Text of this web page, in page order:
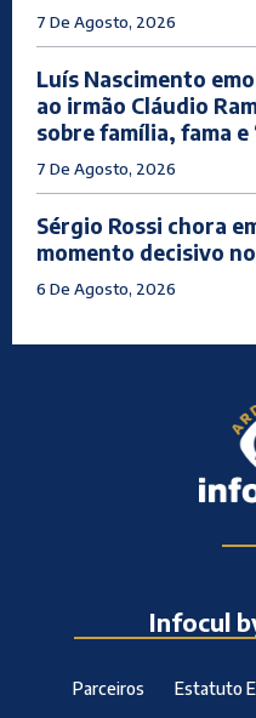
7 De Agosto, 2026
Luís Nascimento
ao irmão Cláudio
sobre família, fama e
7 De Agosto, 2026
Sérgio Rossi chora
momento decisivo
6 De Agosto, 2026
Infocul
Parceiros Estatuto